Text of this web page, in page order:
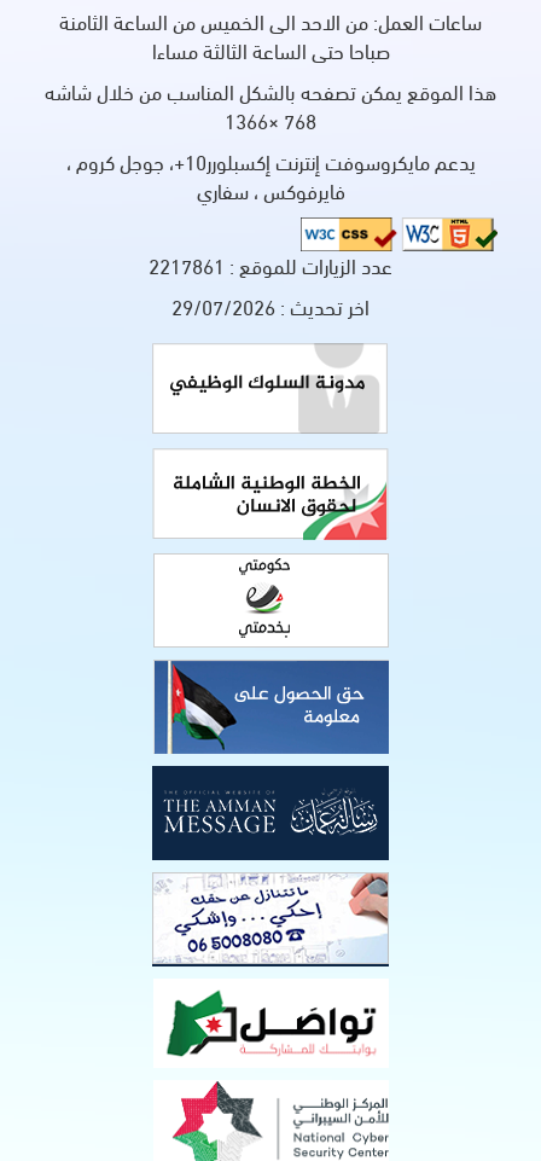
ساعات العمل: من الاحد الى الخميس من الساعة الثامنة
صباحا حتى الساعة الثالثة مساءا
هذا الموقع يمكن تصفحه بالشكل المناسب من خلال شاشه
768 ×1366
يدعم مايكروسوفت إنترنت إكسبلورر10+، جوجل كروم ،
فايرفوكس ، سفاري
عدد الزيارات للموقع : 2217861
اخر تحديث : 29/07/2026